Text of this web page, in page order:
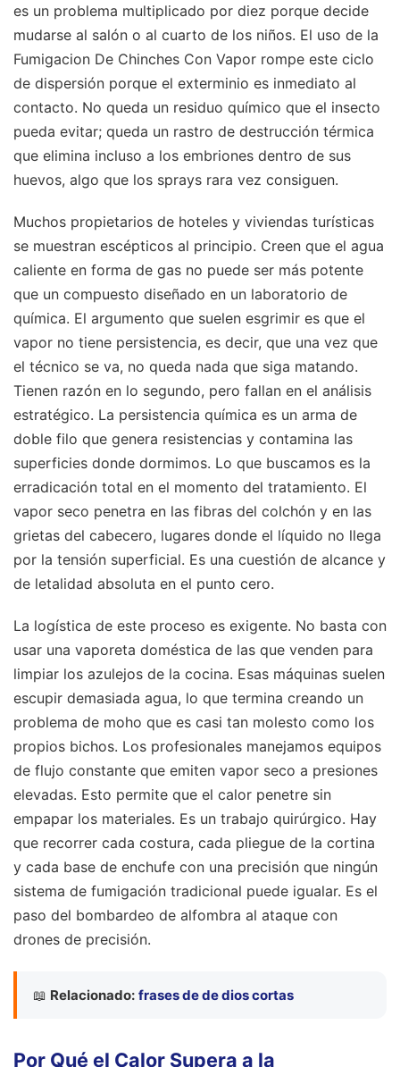
es un problema multiplicado por diez porque decide
mudarse al salón o al cuarto de los niños. El uso de la
Fumigacion De Chinches Con Vapor rompe este ciclo
de dispersión porque el exterminio es inmediato al
contacto. No queda un residuo químico que el insecto
pueda evitar; queda un rastro de destrucción térmica
que elimina incluso a los embriones dentro de sus
huevos, algo que los sprays rara vez consiguen.
Muchos propietarios de hoteles y viviendas turísticas
se muestran escépticos al principio. Creen que el agua
caliente en forma de gas no puede ser más potente
que un compuesto diseñado en un laboratorio de
química. El argumento que suelen esgrimir es que el
vapor no tiene persistencia, es decir, que una vez que
el técnico se va, no queda nada que siga matando.
Tienen razón en lo segundo, pero fallan en el análisis
estratégico. La persistencia química es un arma de
doble filo que genera resistencias y contamina las
superficies donde dormimos. Lo que buscamos es la
erradicación total en el momento del tratamiento. El
vapor seco penetra en las fibras del colchón y en las
grietas del cabecero, lugares donde el líquido no llega
por la tensión superficial. Es una cuestión de alcance y
de letalidad absoluta en el punto cero.
La logística de este proceso es exigente. No basta con
usar una vaporeta doméstica de las que venden para
limpiar los azulejos de la cocina. Esas máquinas suelen
escupir demasiada agua, lo que termina creando un
problema de moho que es casi tan molesto como los
propios bichos. Los profesionales manejamos equipos
de flujo constante que emiten vapor seco a presiones
elevadas. Esto permite que el calor penetre sin
empapar los materiales. Es un trabajo quirúrgico. Hay
que recorrer cada costura, cada pliegue de la cortina
y cada base de enchufe con una precisión que ningún
sistema de fumigación tradicional puede igualar. Es el
paso del bombardeo de alfombra al ataque con
drones de precisión.
📖 Relacionado: frases de de dios cortas
Por Qué el Calor Supera a la